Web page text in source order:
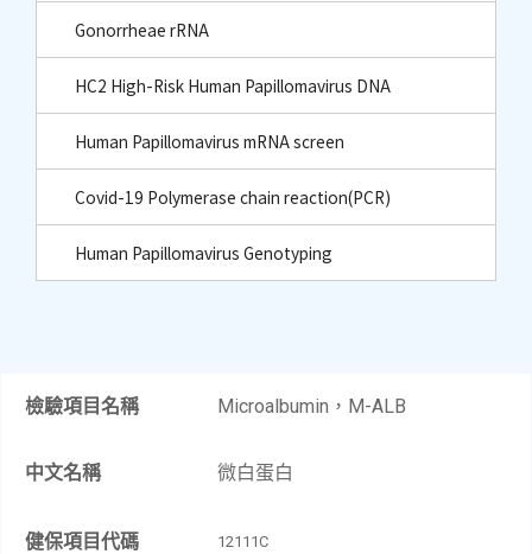
Gonorrheae rRNA
HC2 High-Risk Human Papillomavirus DNA
Human Papillomavirus mRNA screen
Covid-19 Polymerase chain reaction(PCR)
Human Papillomavirus Genotyping
檢驗項目名稱 Microalbumin，M-ALB
中文名稱 微白蛋白
健保項目代碼 12111C